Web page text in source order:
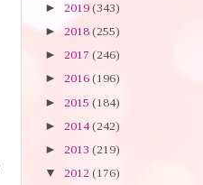
► 2019 (343)
► 2018 (255)
► 2017 (246)
► 2016 (196)
► 2015 (184)
► 2014(242)
► 2013 (219)
▼ 2012 (176)